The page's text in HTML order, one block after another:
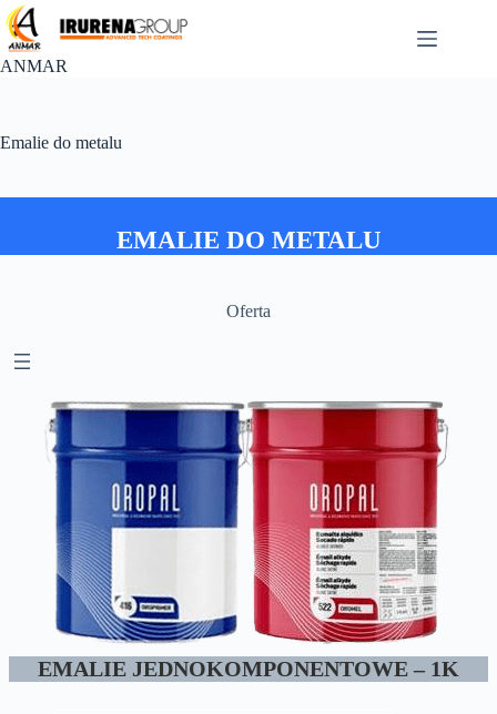
Przejdź
do
treści
ANMAR
Emalie do metalu
EMALIE DO METALU
Oferta
EMALIE JEDNOKOMPONENTOWE – 1K